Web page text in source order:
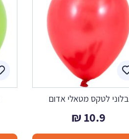
בלוני לטקס מטאלי אדום
10.9
₪